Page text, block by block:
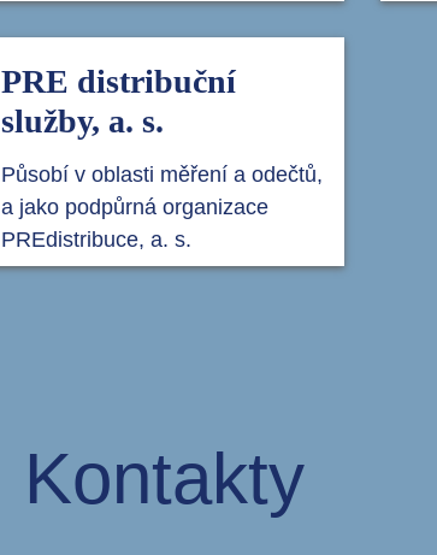
PRE distribuční
služby, a. s.
Působí v oblasti měření a odečtů,
a jako podpůrná organizace
PREdistribuce, a. s.
Kontakty